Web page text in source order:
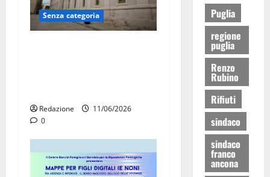
Senza categoria
Redazione
11/06/2026
0
Puglia
regione
puglia
Renzo
Rubino
Rifiuti
sindaco
sindaco
franco
ancona